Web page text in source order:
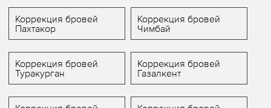
Коррекция бровей
Пахтакор
Коррекция бровей
Чимбай
Коррекция бровей
Туракурган
Коррекция бровей
Газалкент